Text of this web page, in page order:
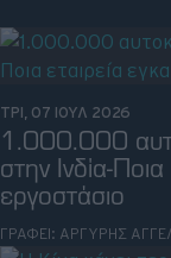
ΤΡΙ, 07 ΙΟΥΛ 2026
1.000.000
στην Ινδία-
εργοστάσιο
ΓΡΑΦΕΙ: ΑΡΓΥΡΗΣ
Moto
Gaming